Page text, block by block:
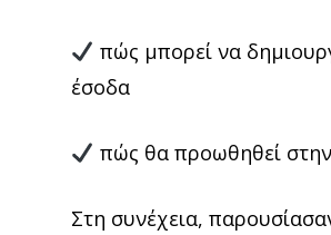
πώς μπορεί να
έσοδα
πώς θα προωθηθεί
Στη συνέχεια,